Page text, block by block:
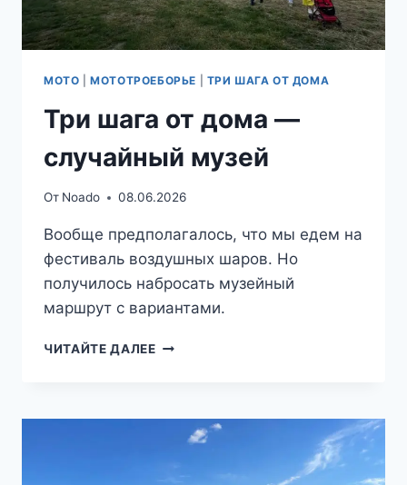
МОТО |МОТОТРОЕБОРЬЕ ТРИ ШАГА ОТ ДОМА
Три шага от дома —
случайный музей
От Noado 08.06.2026
Вообще предполагалось, что мы едем на
фестиваль воздушных шаров. Но
получилось набросать музейный
маршрут с вариантами.
ЧИТАЙТЕ ДАЛЕЕТРИ
—
СЛУЧАЙНЫЙ